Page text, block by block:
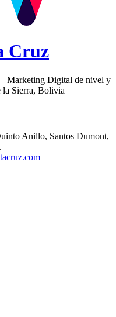
Cruz
Marketing Digital de nivel y
la Sierra, Bolivia
Anillo, Santos Dumont,
.